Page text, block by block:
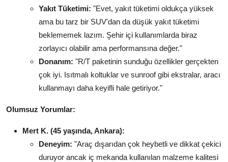
Yakıt Tüketimi: "Evet, yakıt tüketimi oldukça yüksek
ama bu tarz bir SUV'dan da düşük yakıt tüketimi
beklememek lazım. Şehir içi kullanımlarda biraz
zorlayıcı olabilir ama performansına değer."
Donanım: "R/T paketinin sunduğu özellikler gerçekten
çok iyi. Isıtmalı koltuklar ve sunroof gibi ekstralar, aracı
kullanmayı daha keyifli hale getiriyor."
Olumsuz Yorumlar:
Mert K. (45 yaşında, Ankara):
Deneyim: "Araç dışarıdan çok heybetli ve dikkat çekici
duruyor ancak iç mekanda kullanılan malzeme kalitesi